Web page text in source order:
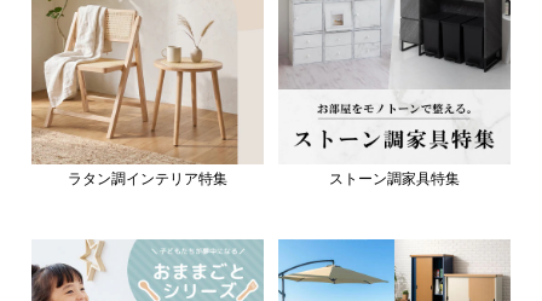
ラタン調インテリア特集 ストーン調家具特集